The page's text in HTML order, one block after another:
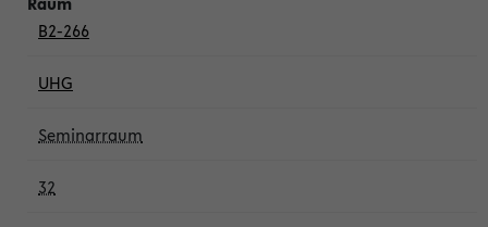
B2-266
UHG
Seminarraum
32